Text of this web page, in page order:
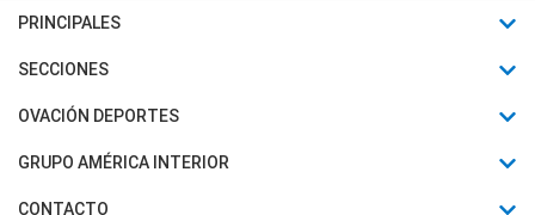
PRINCIPALES
Últimas Noticias
Política
SECCIONES
Horóscopo
Motores
OVACIÓN DEPORTES
Fútbol
Mundial
GRUPO AMÉRICA INTERIOR
Canal 7 en Vivo
CONTACTO